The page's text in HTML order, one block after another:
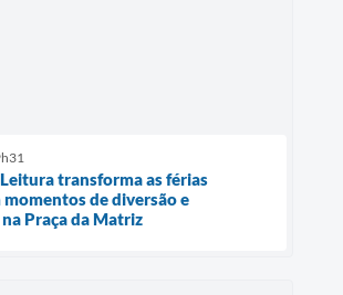
transforma as férias
momentos de diversão e
Praça da Matriz